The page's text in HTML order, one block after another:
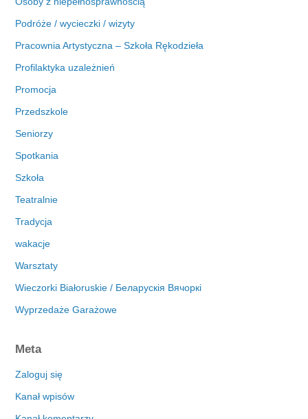
Podróże / wycieczki / wizyty
Pracownia Artystyczna – Szkoła Rękodzieła
Profilaktyka uzależnień
Promocja
Przedszkole
Seniorzy
Spotkania
Szkoła
Teatralnie
Tradycja
wakacje
Warsztaty
Wieczorki Białoruskie / Беларускія Вячоркі
Wyprzedaże Garażowe
Meta
Zaloguj się
Kanał wpisów